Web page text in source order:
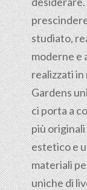
studiato,
moderne e
realizzati
Gardens
ci porta a
più
estetico e
materiali
uniche di